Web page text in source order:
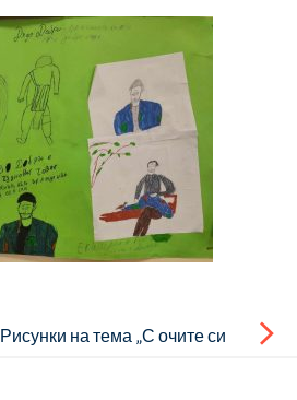
Рисунки на тема „С очите си